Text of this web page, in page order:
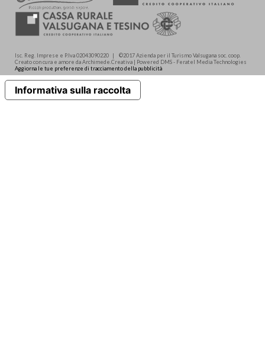
Isc. Reg. Imprese e P.Iva 02043090220 | ©2017 Azienda per il Turismo Valsugana soc. coop.
Creato con cura e amore da Archimede.Creativa | Powered DMS - Feratel Media Technologies
Aggiorna le tue preferenze di tracciamento della pubblicità
Informativa sulla raccolta